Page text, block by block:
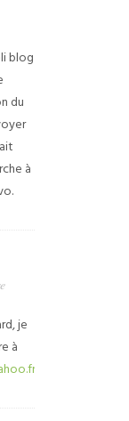
blog
du
à
je
à